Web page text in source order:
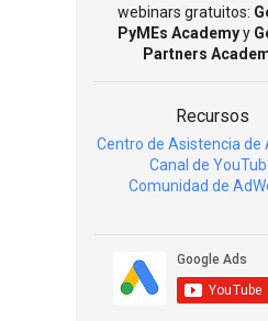
webinars gratuitos:
PyMEs Academyy
Partners
Recursos
Centro de Asistencia de
Canal de
Comunidad de